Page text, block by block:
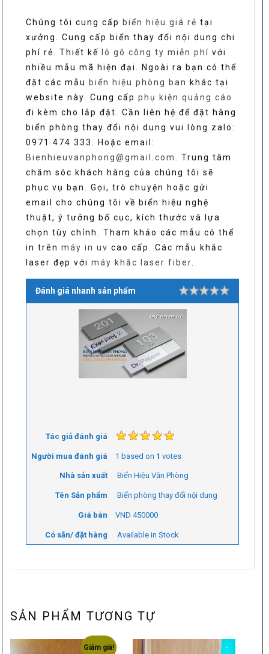
Chúng tôi cung cấp biển hiệu giá rẻ tại
xưởng. Cung cấp biển thay đổi nội dung chi
phí rẻ. Thiết kế
lô gô công ty miễn phí với
nhiều mẫu mã hiện đại. Ngoài ra bạn có thể
đặt các mẫu biển hiệu phòng ban
khác tại
website này. Cung cấpphụ kiện quảng cáo
đi kèm cho lắp đặt. Cần liên hệ để đặt hàng
biển phòng thay đổi nội dung vui lòng zalo:
0971 474 333. Hoặc email:
Bienhieuvanphong@gmail.com.
Trung tâm
chăm sóc khách hàng của chúng tôi sẽ
phục vụ bạn. Gọi, trò chuyện hoặc gửi
email cho chúng tôi về biển hiệu nghệ
thuật, ý tưởng bố cục, kích thước và lựa
chọn tùy chỉnh. Tham khảo các mẫu có thể
in trênmáy in uv cao cấp. Các mẫu khắc
laser đẹp vớimáy khắc laser fiber
Đánh giá nhanh sản phẩm Rating
Tác giả đánh giá
Người mua đánh giá 1 based on 1 votes
Nhà sản xuất Biển Hiệu Văn Phòng
Tên Sản phẩm Biển phòng thay đổi nội dung
Giá bán VND 450000
Có sẵn/ đặt hàng Available in Stock
SẢN PHẨM TƯƠNG TỰ
Giảm giá!